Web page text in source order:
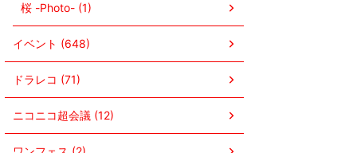
桜 -Photo- (1)
イベント (648)
ドラレコ (71)
ニコニコ超会議 (12)